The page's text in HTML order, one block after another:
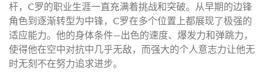
杆，C罗的职业生涯一直充满着挑战和突破。从早期的边锋
角色到逐渐转型为中锋，C罗在多个位置上都展现了极强的
适应能力。他的身体条件—出色的速度、爆发力和弹跳力，
使得他在空中对抗中几乎无敌，而强大的个人意志力让他无
时无刻不在努力追求进步。